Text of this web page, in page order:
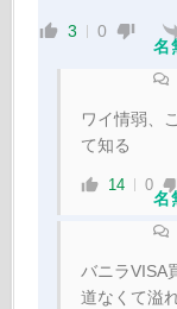
3 0
名
ワイ情弱、
て知る
14 0
名
バニラVISA
道なくて溢